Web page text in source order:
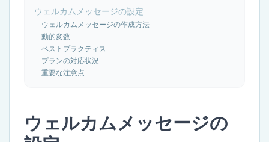
ウェルカムメッセージの設定
ウェルカムメッセージの作成方法
動的変数
ベストプラクティス
プランの対応状況
重要な注意点
ウェルカムメッセージの